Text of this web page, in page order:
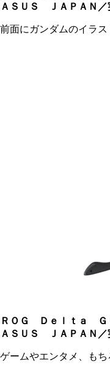
ＡＳＵＳ ＪＡＰＡＮ／
前面にガンダムのイラ
ＲＯＧ Ｄｅｌｔａ
ＡＳＵＳ ＪＡＰＡＮ／
ゲームやエンタメ、も